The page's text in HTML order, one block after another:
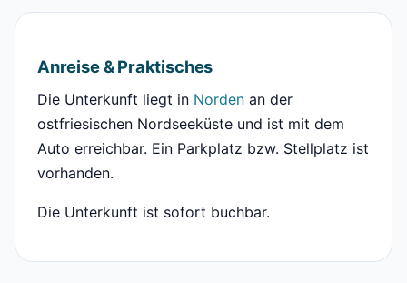
Anreise & Praktisches
Die Unterkunft liegt in Norden an der
ostfriesischen Nordseeküste und ist mit dem
Auto erreichbar. Ein Parkplatz bzw. Stellplatz ist
vorhanden.
Die Unterkunft ist sofort buchbar.